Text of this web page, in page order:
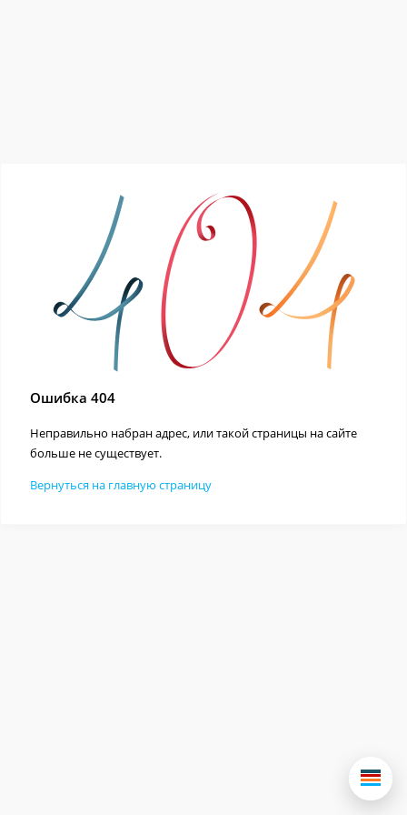
Ошибка 404
Неправильно набран адрес, или такой страницы на сайте
больше не существует.
Вернуться на главную страницу